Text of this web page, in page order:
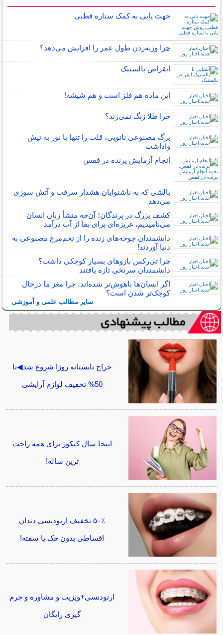
جهت یابی به کمک ستاره قطبی
چرا وزنه‌زدن طول عمر را افزایش می‌دهد؟
انقراض بالستیک
این ماده هم فلز است و هم شیشه!
چرا طلا زنگ نمی‌زند؟
برگ مصنوعی نانویی، قلب را تنها با نور به تپش
واداشت
انجام آزمایش پرنده در قفس
بالشی که به ناشنوایان هشدار سرقت و آتش سوزی
می‌دهد
کشف بزرگ در پرندگان؛ آن‌چه منشأ زبان انسان
می‌نامیدیم، غریزه‌ای برای بقا از آب درآمد
دانشمندان جوجه‌های زنده را از تخم‌مرغ مصنوعی به
دنیا آوردند!
چرا تی‌رکس بازوهای بسیار کوچکی داشت؟
دانشمندان سرنخی تازه یافتند
اگر انسان‌ها باهوش‌تر شده‌اند، چرا مغز ما درحال
کوچک‌تر شدن است؟
سایر مطالب علمی و آموزشی
حراج تابستانه روژا شروع شد◀تا
50% تخفیف لوازم آرایشی
اینجا سال کنکور برای همه راحت
ترین ساله!
۵۰٪ تخفیف ارتودنسی دندان
اقساطی بدون چک یا سفته!
ارتودنسی+ویزیت و مشاوره و جرم
گیری رایگان